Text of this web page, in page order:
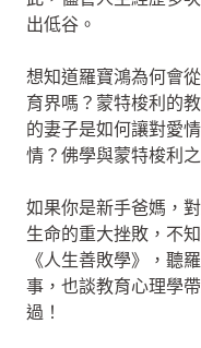
出低谷。
想知道羅寶鴻為何會
育界嗎？蒙特梭利的
的妻子是如何讓對愛
情？佛學與蒙特梭利
如果你是新手爸媽，
生命的重大挫敗，不
《人生善敗學》，聽
事，也談教育心理學
過！